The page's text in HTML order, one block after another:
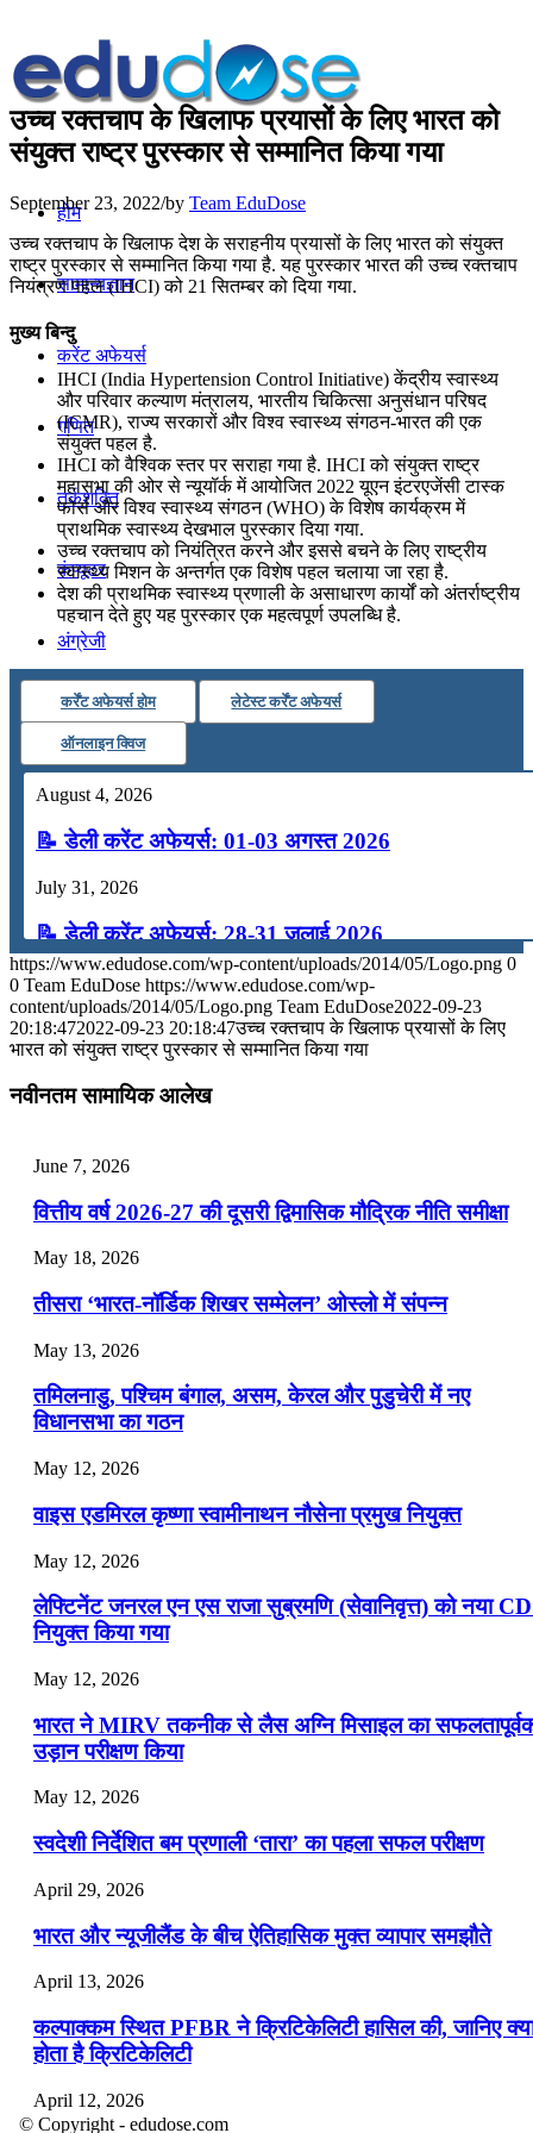
होम
सामान्यज्ञान
करेंट अफेयर्स
गणित
तर्कशक्ति
कंप्यूटर
अंग्रेजी
मॉक टेस्ट
टुडेज जीके
Menu Menu
उच्च रक्तचाप के खिलाफ प्रयासों के लिए भारत को
संयुक्त राष्ट्र पुरस्कार से सम्मानित किया गया
September 23, 2022/by Team EduDose
उच्च रक्तचाप के खिलाफ देश के सराहनीय प्रयासों के लिए भारत को संयुक्त
राष्ट्र पुरस्कार से सम्मानित किया गया है. यह पुरस्कार भारत की उच्च रक्तचाप
नियंत्रण पहल (IHCI) को 21 सितम्बर को दिया गया.
मुख्य बिन्दु
IHCI (India Hypertension Control Initiative) केंद्रीय स्वास्थ्य
और परिवार कल्याण मंत्रालय, भारतीय चिकित्सा अनुसंधान परिषद
(ICMR), राज्य सरकारों और विश्व स्वास्थ्य संगठन-भारत की एक
संयुक्त पहल है.
IHCI को वैश्विक स्तर पर सराहा गया है. IHCI को संयुक्त राष्ट्र
महासभा की ओर से न्यूयॉर्क में आयोजित 2022 यूएन इंटरएजेंसी टास्क
फोर्स और विश्व स्वास्थ्य संगठन (WHO) के विशेष कार्यक्रम में
प्राथमिक स्वास्थ्य देखभाल पुरस्कार दिया गया.
उच्च रक्तचाप को नियंत्रित करने और इससे बचने के लिए राष्ट्रीय
स्वास्थ्य मिशन के अन्‍तर्गत एक विशेष पहल चलाया जा रहा है.
देश की प्राथमिक स्‍वास्‍थ्‍य प्रणाली के असाधारण कार्यों को अंतर्राष्ट्रीय
पहचान देते हुए यह पुरस्कार एक महत्वपूर्ण उपलब्धि है.
कर्रेंट अफेयर्स होम लेटेस्ट कर्रेंट अफेयर्स
ऑनलाइन क्विज
August 4, 2026
📝 डेली करेंट अफेयर्स: 01-03 अगस्त 2026
July 31, 2026
📝 डेली करेंट अफेयर्स: 28-31 जुलाई 2026
July 28, 2026
📝 डेली करेंट अफेयर्स: 25-27 जुलाई 2026
July 22, 2026
📝 डेली करेंट अफेयर्स: 19-21 जुलाई 2026
July 19, 2026
📝 डेली करेंट अफेयर्स: 16-18 जुलाई 2026
July 16, 2026
📝 डेली करेंट अफेयर्स: 13-15 जुलाई 2026
https://www.edudose.com/wp-content/uploads/2014/05/Logo.png 0
0 Team EduDose https://www.edudose.com/wp-
content/uploads/2014/05/Logo.png Team EduDose2022-09-23
20:18:472022-09-23 20:18:47उच्च रक्तचाप के खिलाफ प्रयासों के लिए
भारत को संयुक्त राष्ट्र पुरस्कार से सम्मानित किया गया
नवीनतम सामायिक आलेख
June 7, 2026
वित्तीय वर्ष 2026-27 की दूसरी द्विमासिक मौद्रिक नीति समीक्षा
May 18, 2026
तीसरा ‘भारत-नॉर्डिक शिखर सम्मेलन’ ओस्लो में संपन्न
May 13, 2026
तमिलनाडु, पश्चिम बंगाल, असम, केरल और पुडुचेरी में नए
विधानसभा का गठन
May 12, 2026
वाइस एडमिरल कृष्णा स्वामीनाथन नौसेना प्रमुख नियुक्त
May 12, 2026
लेफ्टिनेंट जनरल एन एस राजा सुब्रमणि (सेवानिवृत्त) को नया
नियुक्त किया गया
May 12, 2026
भारत ने MIRV तकनीक से लैस अग्नि मिसाइल का
उड़ान परीक्षण किया
May 12, 2026
स्वदेशी निर्देशित बम प्रणाली ‘तारा’ का पहला सफल परीक्षण
April 29, 2026
भारत और न्यूजीलैंड के बीच ऐतिहासिक मुक्त व्यापार समझौते
April 13, 2026
कल्पाक्कम स्थित PFBR ने क्रिटिकेलिटी हासिल की, जानिए
होता है क्रिटिकेलिटी
April 12, 2026
© Copyright - edudose.com